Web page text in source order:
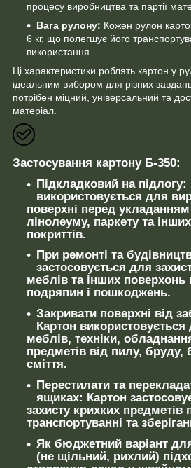
процесу виробництва та партії
Вага рулону: Кожен рулон
6 кг, що полегшує його
використання.
Ці характеристики роблять картон у
ідеальним вибором для різних
потрібен міцний, універсальний та
матеріал.
Застосування картону Б-350:
Підкладковий на підлогу:
використовується для
поверхні перед укладанням
лінолеуму, паркету та
покриттів.
При ремонті та
застосовується для
меблів та інших поверхонь
подряпин і пошкоджень.
Закривати поверхні від
Картон використовується
меблів, техніки,
предметів від пилу, бруду,
сміття.
Перестилати та
ящиках: Картон
захисту крихких предметів
транспортуванні та
Як бюджетний варіант
(не щільний, рихлий)